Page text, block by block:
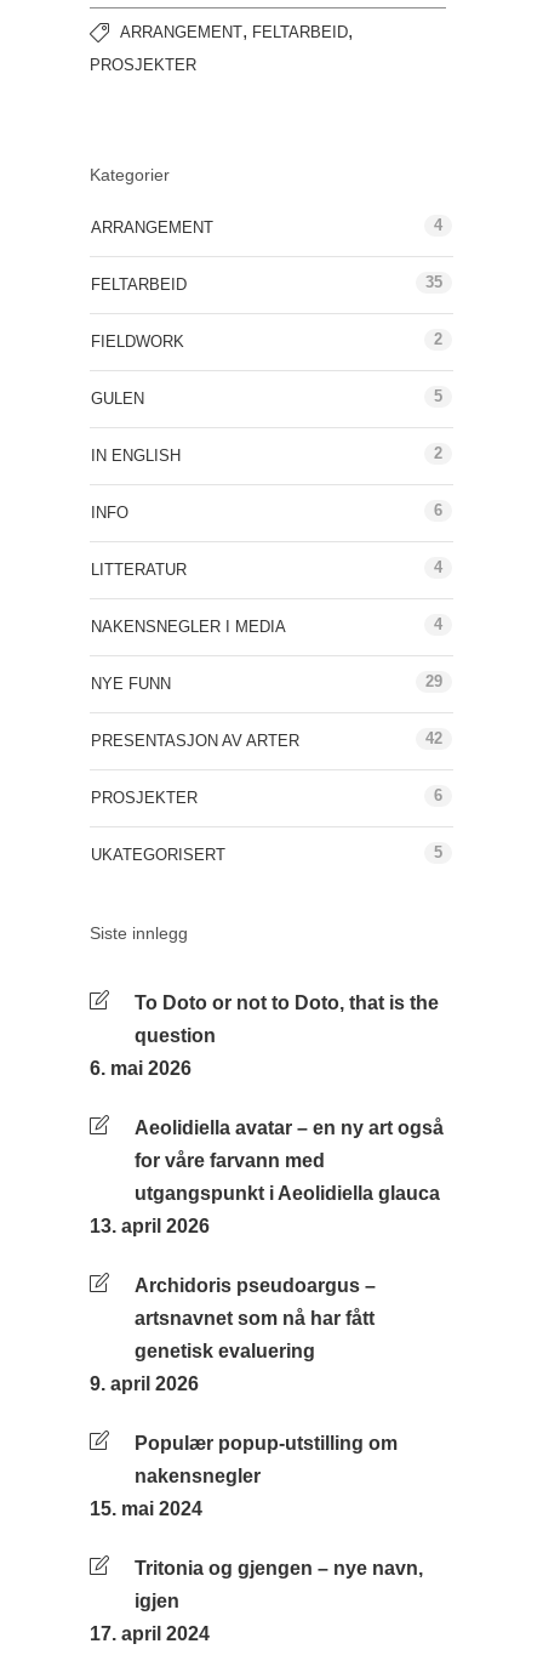
ARRANGEMENT, FELTARBEID,
PROSJEKTER
Kategorier
ARRANGEMENT 4
FELTARBEID 35
FIELDWORK 2
GULEN 5
IN ENGLISH 2
INFO 6
LITTERATUR 4
NAKENSNEGLER I MEDIA 4
NYE FUNN 29
PRESENTASJON AV ARTER 42
PROSJEKTER 6
UKATEGORISERT 5
Siste innlegg
To Doto or not to Doto, that is the
question
6. mai 2026
Aeolidiella avatar – en ny art også
for våre farvann med
utgangspunkt i Aeolidiella glauca
13. april 2026
Archidoris pseudoargus –
artsnavnet som nå har fått
genetisk evaluering
9. april 2026
Populær popup-utstilling om
nakensnegler
15. mai 2024
Tritonia og gjengen – nye navn,
igjen
17. april 2024